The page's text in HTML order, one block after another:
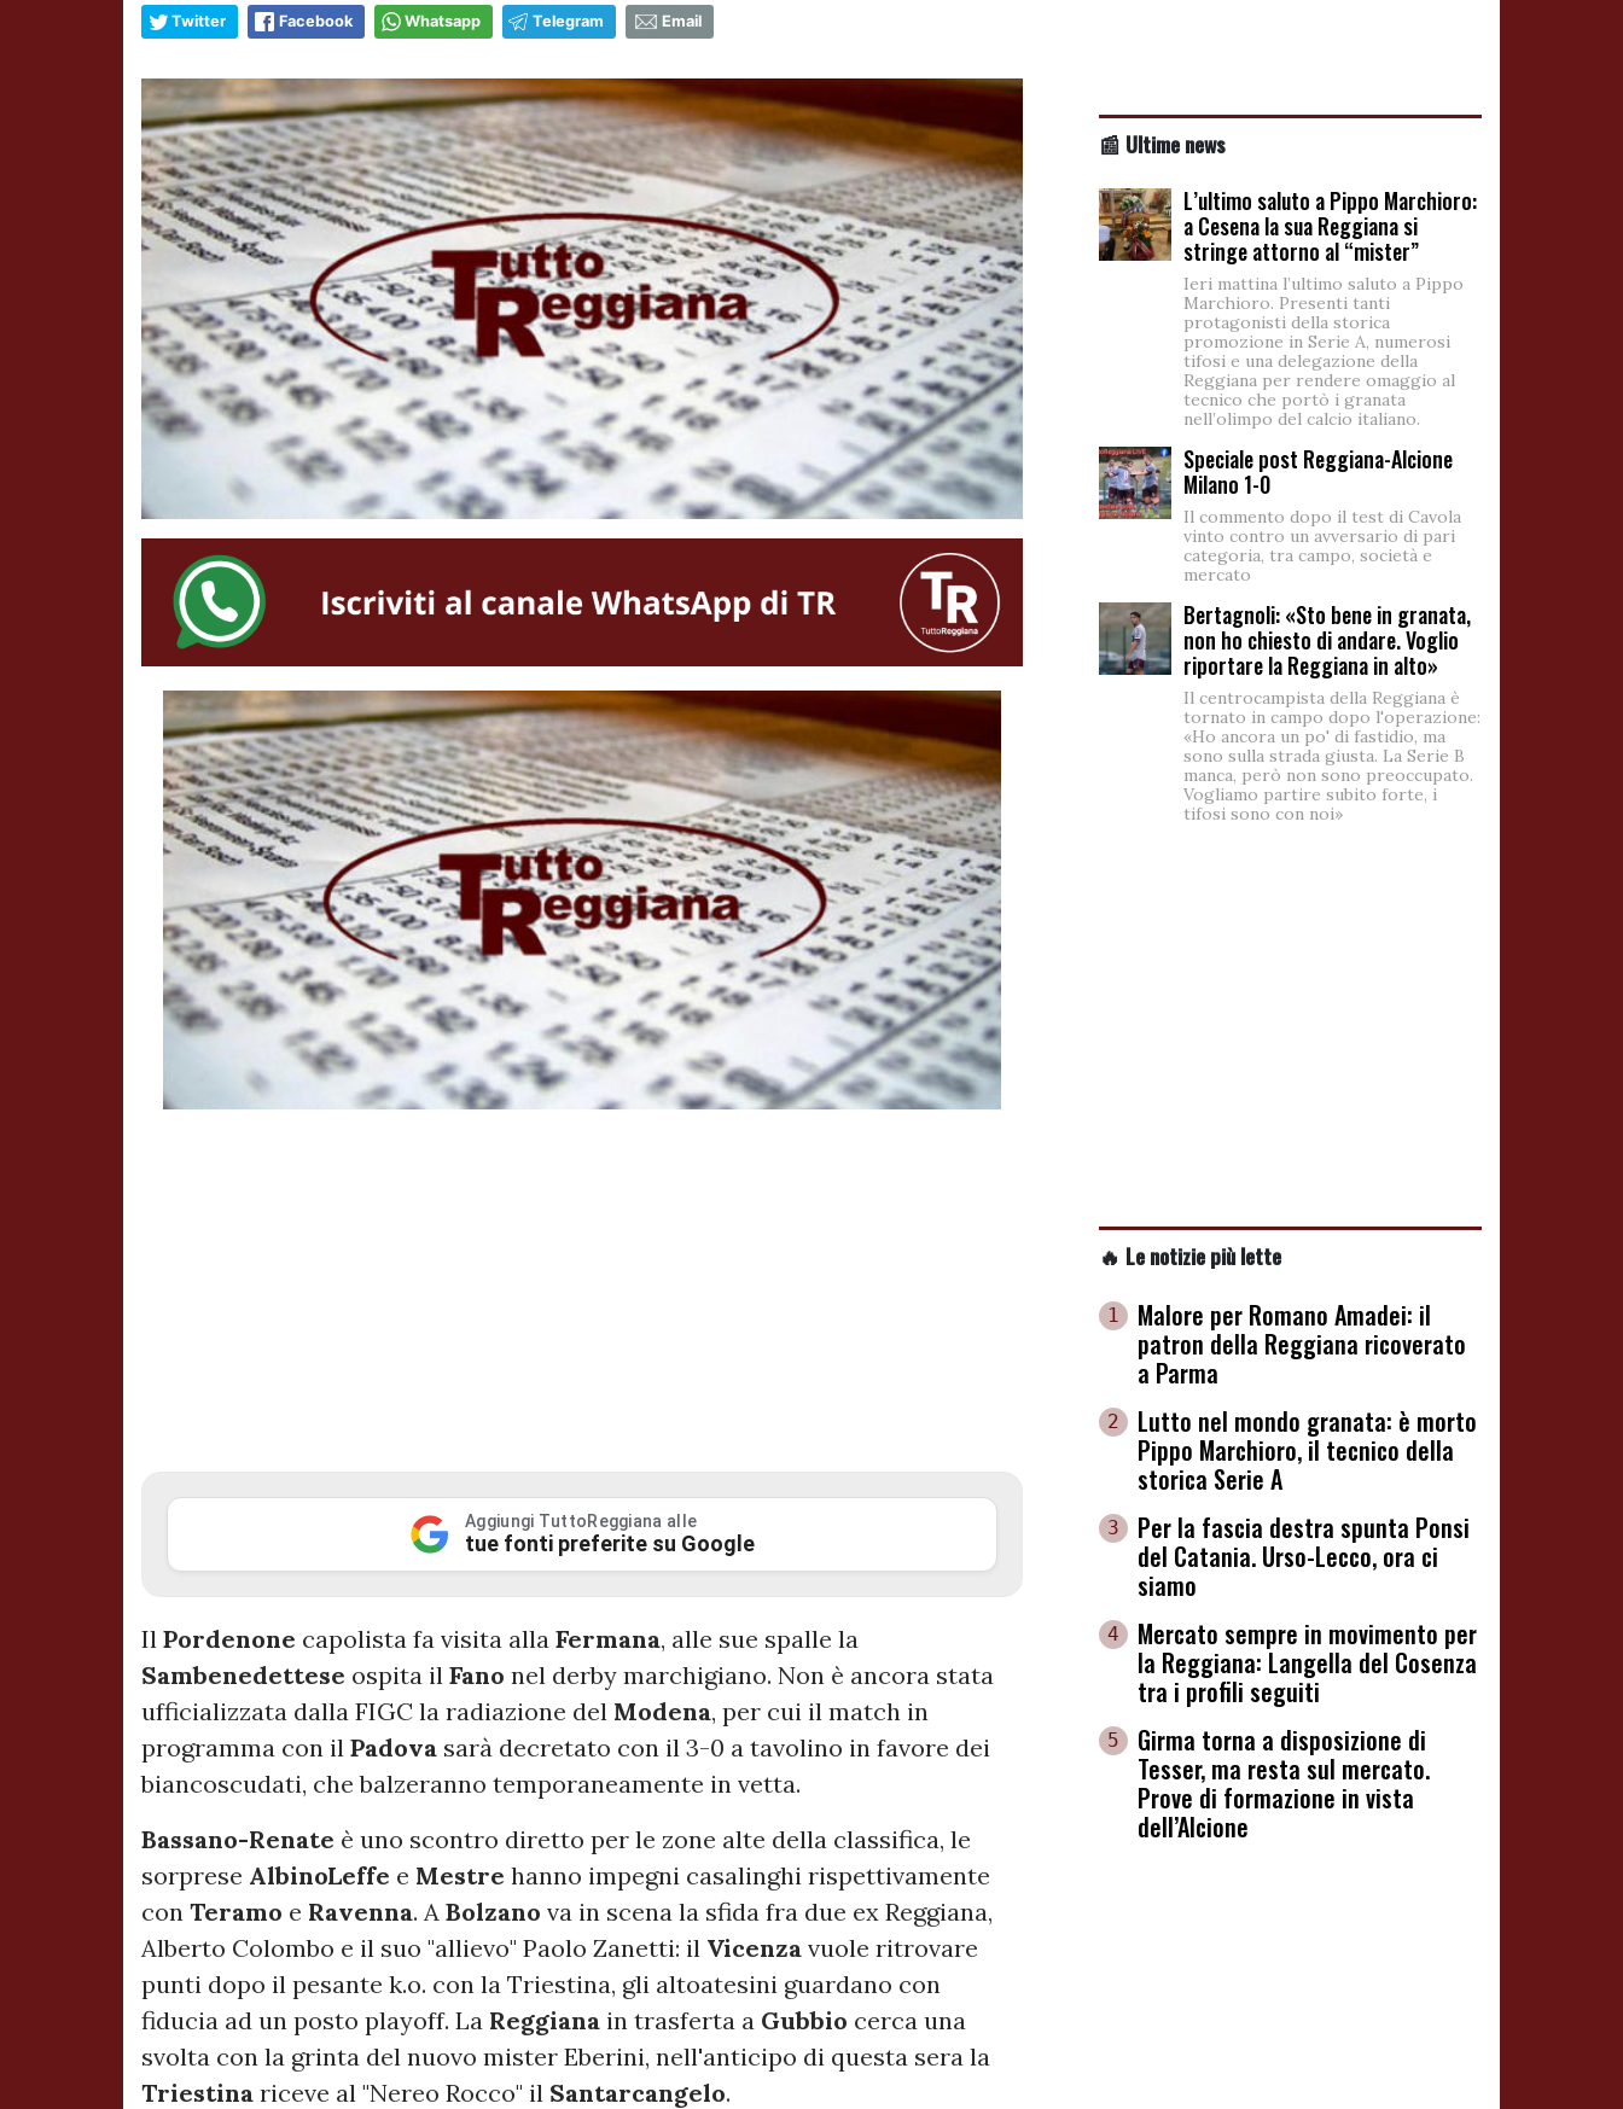
Twitter Facebook Whatsapp Telegram Email
Aggiungi TuttoReggiana alle
tue fonti preferite su Google
Il Pordenone capolista fa visita alla Fermana, alle sue spalle la
Sambenedettese ospita il Fano nel derby marchigiano. Non è ancora stata
ufficializzata dalla FIGC la radiazione del Modena, per cui il match in
programma con il Padova sarà decretato con il 3-0 a tavolino in favore dei
biancoscudati, che balzeranno temporaneamente in vetta.
Bassano-Renate è uno scontro diretto per le zone alte della classifica, le
sorprese AlbinoLeffe e Mestre hanno impegni casalinghi rispettivamente
con Teramo e Ravenna. A Bolzano va in scena la sfida fra due ex Reggiana,
Alberto Colombo e il suo "allievo" Paolo Zanetti: il Vicenza vuole ritrovare
punti dopo il pesante k.o. con la Triestina, gli altoatesini guardano con
fiducia ad un posto playoff. La Reggiana in trasferta a Gubbio cerca una
svolta con la grinta del nuovo mister Eberini, nell'anticipo di questa sera la
Triestina riceve al "Nereo Rocco" il Santarcangelo.
📰 Ultime news
L’ultimo saluto a Pippo Marchioro:
a Cesena la sua Reggiana si
stringe attorno al “mister”
Ieri mattina l’ultimo saluto a Pippo
Marchioro. Presenti tanti
protagonisti della storica
promozione in Serie A, numerosi
tifosi e una delegazione della
Reggiana per rendere omaggio al
tecnico che portò i granata
nell’olimpo del calcio italiano.
Speciale post Reggiana-Alcione
Milano 1-0
Il commento dopo il test di Cavola
vinto contro un avversario di pari
categoria, tra campo, società e
mercato
Bertagnoli: «Sto bene in granata,
non ho chiesto di andare. Voglio
riportare la Reggiana in alto»
Il centrocampista della Reggiana è
tornato in campo dopo l'operazione:
«Ho ancora un po' di fastidio, ma
sono sulla strada giusta. La Serie B
manca, però non sono preoccupato.
Vogliamo partire subito forte, i
tifosi sono con noi»
🔥 Le notizie più lette
1
Malore per Romano Amadei: il
patron della Reggiana ricoverato
a Parma
2
Lutto nel mondo granata: è morto
Pippo Marchioro, il tecnico della
storica Serie A
3
Per la fascia destra spunta Ponsi
del Catania. Urso-Lecco, ora ci
siamo
4
Mercato sempre in movimento per
la Reggiana: Langella del Cosenza
tra i profili seguiti
5
Girma torna a disposizione di
Tesser, ma resta sul mercato.
Prove di formazione in vista
dell’Alcione